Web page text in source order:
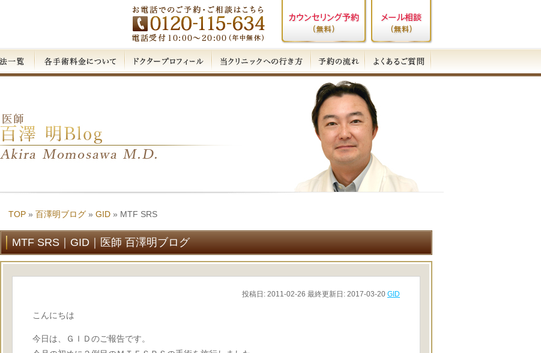
TOP » 百澤明ブログ » GID » MTF SRS
MTF SRS｜GID｜医師 百澤明ブログ
投稿日: 2011-02-26 最終更新日: 2017-03-20 GID
こんにちは
今日は、ＧＩＤのご報告です。